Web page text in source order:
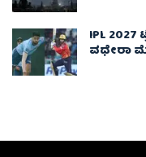
IPL
ವಧೇರಾ